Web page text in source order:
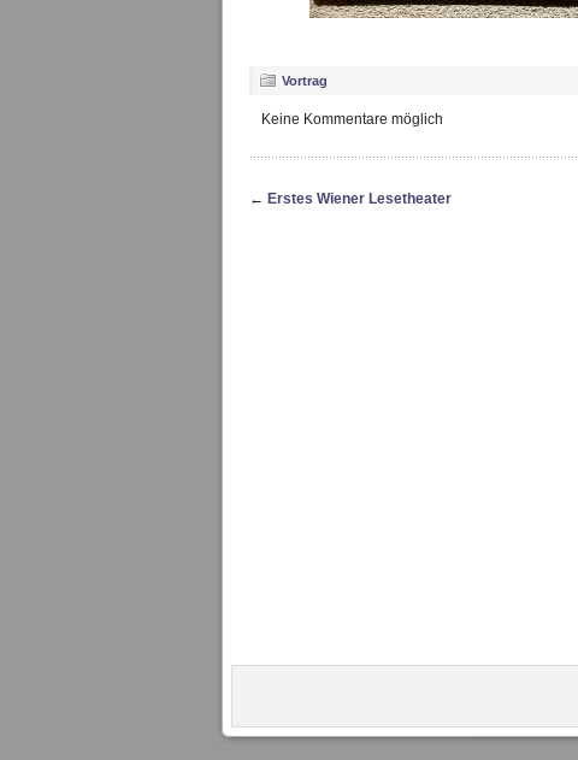
Vortrag
Keine Kommentare möglich
← Erstes Wiener Lesetheater